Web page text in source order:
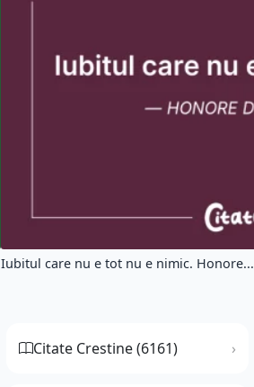
Iubitul care nu e tot nu e nimic. Honore...
Citate Crestine (6161)